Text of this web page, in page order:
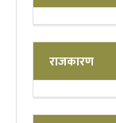
राजकारण